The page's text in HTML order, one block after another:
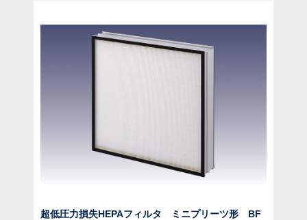
超低圧力損失HEPAフィルタ ミニプリーツ形 BF